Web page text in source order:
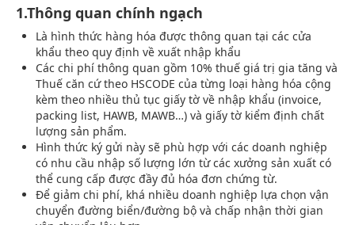
1.Thông quan chính ngạch
Là hình thức hàng hóa được thông quan tại các cửa
khẩu theo quy định về xuất nhập khẩu
Các chi phí thông quan gồm 10% thuế giá trị gia tăng và
Thuế căn cứ theo HSCODE của từng loại hàng hóa cộng
kèm theo nhiều thủ tục giấy tờ về nhập khẩu (invoice,
packing list, HAWB, MAWB…) và giấy tờ kiểm định chất
lượng sản phẩm.
Hình thức ký gửi này sẽ phù hợp với các doanh nghiệp
có nhu cầu nhập số lượng lớn từ các xưởng sản xuất có
thể cung cấp được đầy đủ hóa đơn chứng từ.
Để giảm chi phí, khá nhiều doanh nghiệp lựa chọn vận
chuyển đường biển/đường bộ và chấp nhận thời gian